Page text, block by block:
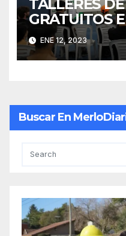
TALLERES
GRATUITOS
AUDIOVISUAL
ENE 12, 2023
Buscar En